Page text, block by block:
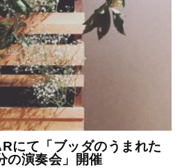
にて「ブッダのうまれた
の演奏会」開催